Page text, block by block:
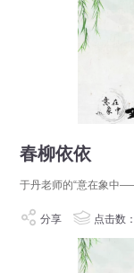
春柳依依
于丹老师的“意在象中
分享 点击数